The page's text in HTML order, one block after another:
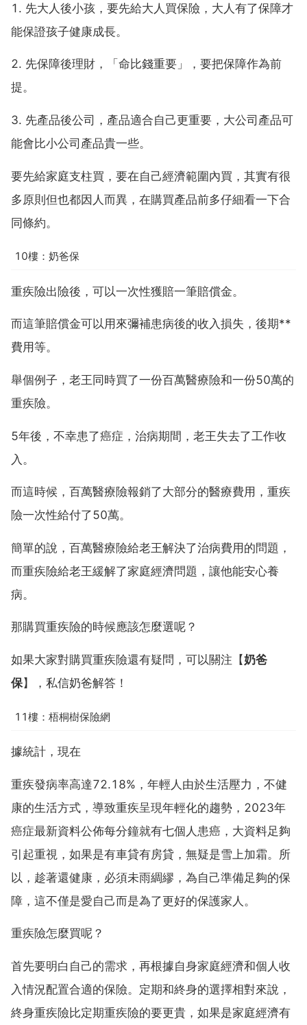
1. 先大人後小孩，要先給大人買保險，大人有了保障才
能保證孩子健康成長。
2. 先保障後理財，「命比錢重要」，要把保障作為前
提。
3. 先產品後公司，產品適合自己更重要，大公司產品可
能會比小公司產品貴一些。
要先給家庭支柱買，要在自己經濟範圍內買，其實有很
多原則但也都因人而異，在購買產品前多仔細看一下合
同條約。
10樓：奶爸保
重疾險出險後，可以一次性獲賠一筆賠償金。
而這筆賠償金可以用來彌補患病後的收入損失，後期**
費用等。
舉個例子，老王同時買了一份百萬醫療險和一份50萬的
重疾險。
5年後，不幸患了癌症，治病期間，老王失去了工作收
入。
而這時候，百萬醫療險報銷了大部分的醫療費用，重疾
險一次性給付了50萬。
簡單的說，百萬醫療險給老王解決了治病費用的問題，
而重疾險給老王緩解了家庭經濟問題，讓他能安心養
病。
那購買重疾險的時候應該怎麼選呢？
如果大家對購買重疾險還有疑問，可以關注【奶爸
保】，私信奶爸解答！
11樓：梧桐樹保險網
據統計，現在
重疾發病率高達72.18%，年輕人由於生活壓力，不健
康的生活方式，導致重疾呈現年輕化的趨勢，2023年
癌症最新資料公佈每分鐘就有七個人患癌，大資料足夠
引起重視，如果是有車貸有房貸，無疑是雪上加霜。所
以，趁著還健康，必須未雨綢繆，為自己準備足夠的保
障，這不僅是愛自己而是為了更好的保護家人。
重疾險怎麼買呢？
首先要明白自己的需求，再根據自身家庭經濟和個人收
入情況配置合適的保險。定期和終身的選擇相對來說，
終身重疾險比定期重疾險的要更貴，如果是家庭經濟有